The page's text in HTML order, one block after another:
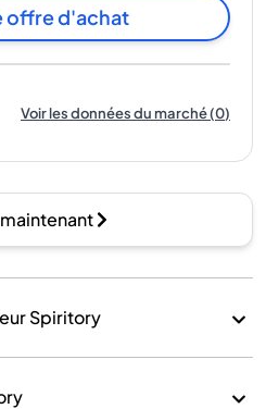
offre d'achat
Voir les données du marché(0)
Spiritory